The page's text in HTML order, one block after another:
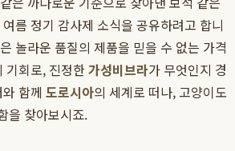
여름 정기 감사제 소식을 공유하려고 합니
은 놀라운 품질의 제품을 믿을 수 없는 가격
기회로, 진정한가성비브라가 무엇인지 경
함께 도로시아의 세계로 떠나, 고양이도
을 찾아보시죠.